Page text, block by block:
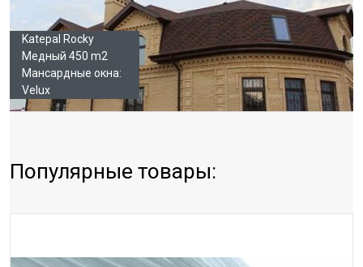
Katepal Rocky
Медный 450 m2
Мансардные окна:
Velux
Популярные товары: